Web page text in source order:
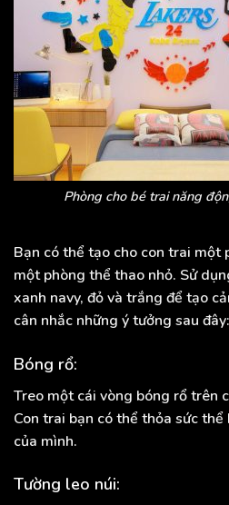
Phòng cho bé trai năng
Bạn có thể tạo cho con trai một
một phòng thể thao nhỏ. Sử
xanh navy, đỏ và trắng để tạo
cân nhắc những ý tưởng sau đây:
Bóng rổ:
Treo một cái vòng bóng rổ trên
Con trai bạn có thể thỏa sức
của mình.
Tường leo núi: